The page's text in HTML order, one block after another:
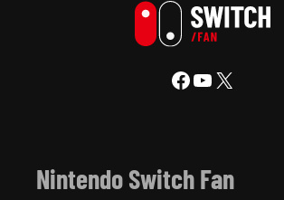
Facebook YouTube X
Nintendo Switch Fan